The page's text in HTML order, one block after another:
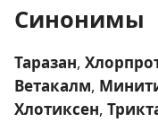
Синонимы
Таразан,
Ветакалм,
Хлотиксен,